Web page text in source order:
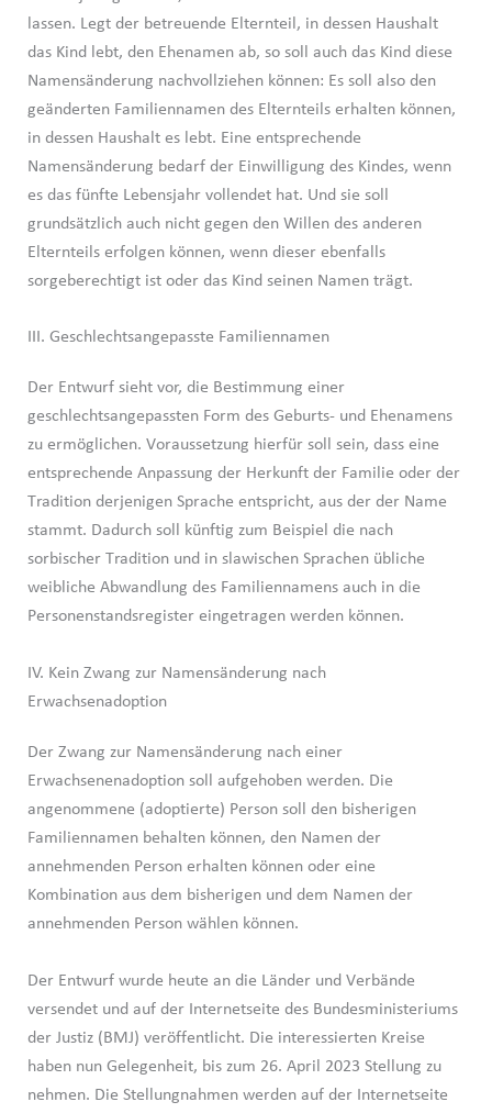
lassen. Legt der betreuende Elternteil, in dessen Haushalt
das Kind lebt, den Ehenamen ab, so soll auch das Kind diese
Namensänderung nachvollziehen können: Es soll also den
geänderten Familiennamen des Elternteils erhalten können,
in dessen Haushalt es lebt. Eine entsprechende
Namensänderung bedarf der Einwilligung des Kindes, wenn
es das fünfte Lebensjahr vollendet hat. Und sie soll
grundsätzlich auch nicht gegen den Willen des anderen
Elternteils erfolgen können, wenn dieser ebenfalls
sorgeberechtigt ist oder das Kind seinen Namen trägt.
III. Geschlechtsangepasste Familiennamen
Der Entwurf sieht vor, die Bestimmung einer
geschlechtsangepassten Form des Geburts- und Ehenamens
zu ermöglichen. Voraussetzung hierfür soll sein, dass eine
entsprechende Anpassung der Herkunft der Familie oder der
Tradition derjenigen Sprache entspricht, aus der der Name
stammt. Dadurch soll künftig zum Beispiel die nach
sorbischer Tradition und in slawischen Sprachen übliche
weibliche Abwandlung des Familiennamens auch in die
Personenstandsregister eingetragen werden können.
IV. Kein Zwang zur Namensänderung nach
Erwachsenadoption
Der Zwang zur Namensänderung nach einer
Erwachsenenadoption soll aufgehoben werden. Die
angenommene (adoptierte) Person soll den bisherigen
Familiennamen behalten können, den Namen der
annehmenden Person erhalten können oder eine
Kombination aus dem bisherigen und dem Namen der
annehmenden Person wählen können.
Der Entwurf wurde heute an die Länder und Verbände
versendet und auf der Internetseite des Bundesministeriums
der Justiz (BMJ) veröffentlicht. Die interessierten Kreise
haben nun Gelegenheit, bis zum 26. April 2023 Stellung zu
nehmen. Die Stellungnahmen werden auf der Internetseite